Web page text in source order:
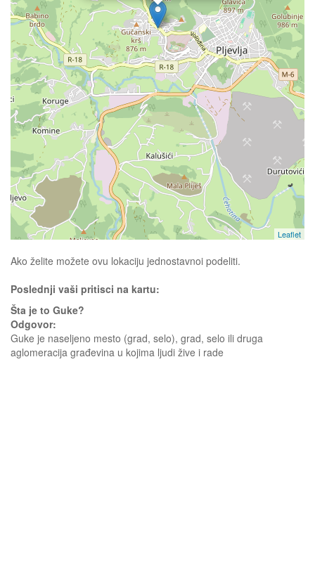
Leaflet
Ako želite možete ovu lokaciju jednostavnoi podeliti.
Poslednji vaši pritisci na kartu:
Šta je to Guke?
Odgovor:
Guke je naseljeno mesto (grad, selo), grad, selo ili druga
aglomeracija građevina u kojima ljudi žive i rade